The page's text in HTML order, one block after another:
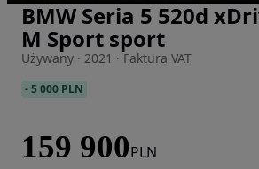
Zdjęcie 1 z 42
BMW Seria 5 520d
M Sport sport
Używany · 2021 · Faktura VAT
-5 000 PLN
159 900PLN